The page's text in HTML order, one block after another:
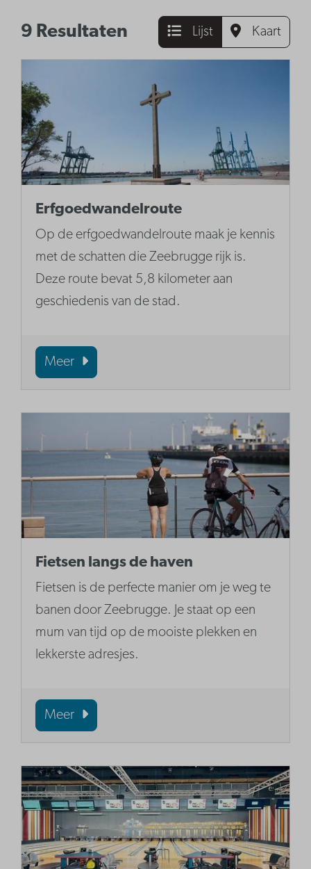
9 Resultaten Lijst Kaart
Erfgoedwandelroute
Op de erfgoedwandelroute maak je kennis
met de schatten die Zeebrugge rijk is.
Deze route bevat 5,8 kilometer aan
geschiedenis van de stad.
Meer
Fietsen langs de haven
Fietsen is de perfecte manier om je weg te
banen door Zeebrugge. Je staat op een
mum van tijd op de mooiste plekken en
lekkerste adresjes.
Meer